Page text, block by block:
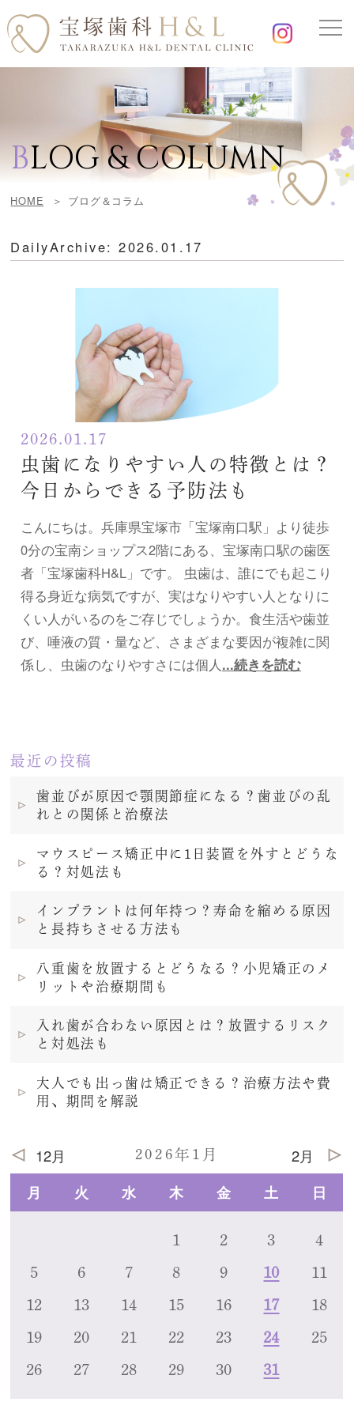
BLOG & COLUMN
HOME ブログ＆コラム
DailyArchive:2026.01.17
2026.01.17
虫歯になりやすい人の特徴とは？
今日からできる予防法も
こんにちは。兵庫県宝塚市「宝塚南口駅」より徒歩
0分の宝南ショップス2階にある、宝塚南口駅の歯医
者「宝塚歯科H&L」です。 虫歯は、誰にでも起こり
得る身近な病気ですが、実はなりやすい人となりに
くい人がいるのをご存じでしょうか。食生活や歯並
び、唾液の質・量など、さまざまな要因が複雑に関
係し、虫歯のなりやすさには個人 ...続きを読む
最近の投稿
歯並びが原因で顎関節症になる？歯並びの乱
れとの関係と治療法
マウスピース矯正中に1日装置を外すとどうな
る？対処法も
インプラントは何年持つ？寿命を縮める原因
と長持ちさせる方法も
八重歯を放置するとどうなる？小児矯正のメ
リットや治療期間も
入れ歯が合わない原因とは？放置するリスク
と対処法も
大人でも出っ歯は矯正できる？治療方法や費
用、期間を解説
2026年1月
月 火 水 木 金 土 日
12月 2月
1 2 3 4
5 6 7 8 9 10 11
12 13 14 15 16 17 18
19 20 21 22 23 24 25
26 27 28 29 30 31